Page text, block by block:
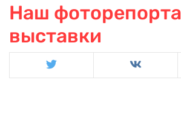
Наш
выставки